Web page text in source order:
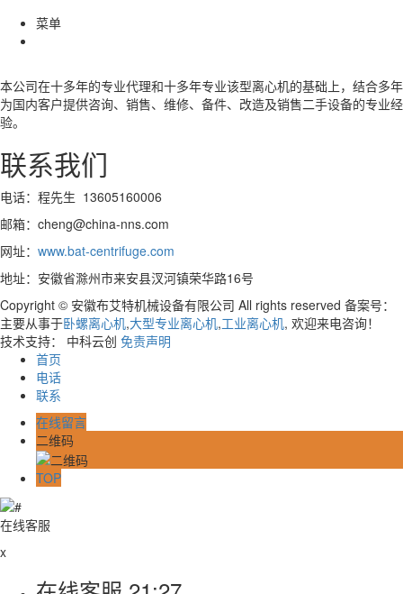
菜单
本公司在十多年的专业代理和十多年专业该型离心机的基础上，结合多年
为国内客户提供咨询、销售、维修、备件、改造及销售二手设备的专业经
验。
联系我们
电话：程先生 13605160006
邮箱：cheng@china-nns.com
网址： www.bat-centrifuge.com
地址：安徽省滁州市来安县汊河镇荣华路16号
Copyright © 安徽布艾特机械设备有限公司 All rights reserved 备案号：
主要从事于卧螺离心机,大型专业离心机,工业离心机, 欢迎来电咨询！
技术支持： 中科云创 免责声明
首页
电话
联系
在线留言
二维码
TOP
在线客服
x